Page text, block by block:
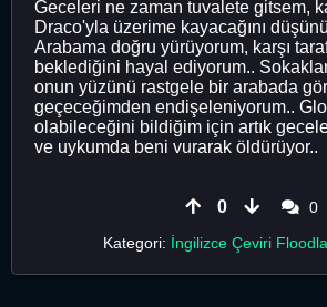
Geceleri ne zaman tuvalete gitsem,
Draco'yla üzerime kayacağını
Arabama doğru yürüyorum, karşı
beklediğini hayal ediyorum..
onun yüzünü rastgele bir arabada
geçeceğimden endişeleniyorum..
olabileceğini bildiğim için artık
ve uykumda beni vurarak öldürüyor..
0
0
Kategori: İngilizce Çeviri